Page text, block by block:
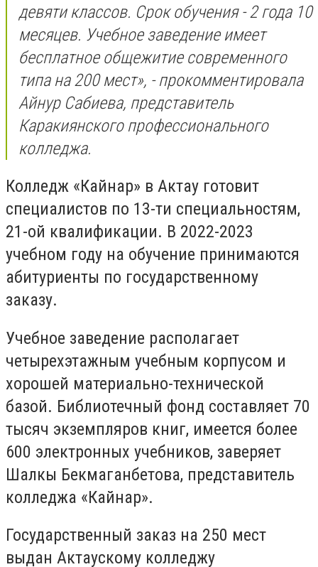
девяти классов. Срок обучения - 2 года 10
месяцев. Учебное заведение имеет
бесплатное общежитие современного
типа на 200 мест», - прокомментировала
Айнур Сабиева, представитель
Каракиянского профессионального
колледжа.
Колледж «Кайнар» в Актау готовит
специалистов по 13-ти специальностям,
21-ой квалификации. В 2022-2023
учебном году на обучение принимаются
абитуриенты по государственному
заказу.
Учебное заведение располагает
четырехэтажным учебным корпусом и
хорошей материально-технической
базой. Библиотечный фонд составляет 70
тысяч экземпляров книг, имеется более
600 электронных учебников, заверяет
Шалкы Бекмаганбетова, представитель
колледжа «Кайнар».
Государственный заказ на 250 мест
выдан Актаускому колледжу